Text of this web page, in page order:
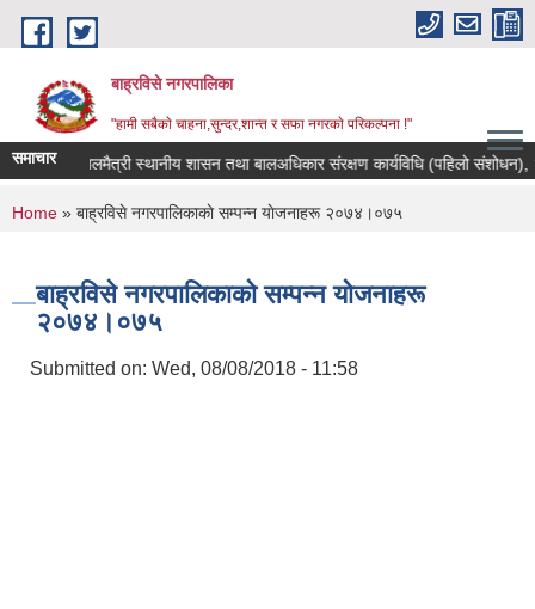
Skip to main content
बाह्रविसे नगरपालिका
"हामी सबैकाे चाहना,सुन्दर,शान्त र सफा नगरकाे परिकल्पना !"
समाचारबालमैत्री स्थानीय शासन तथा बालअधिकार संरक्षण कार्यविधि (पहिलो संशोधन),
You are here
Home » बाह्रविसे नगरपालिकाकाे सम्पन्न याेजनाहरू २०७४।०७५
बाह्रविसे नगरपालिकाकाे सम्पन्न याेजनाहरू
२०७४।०७५
Submitted on: Wed, 08/08/2018 - 11:58